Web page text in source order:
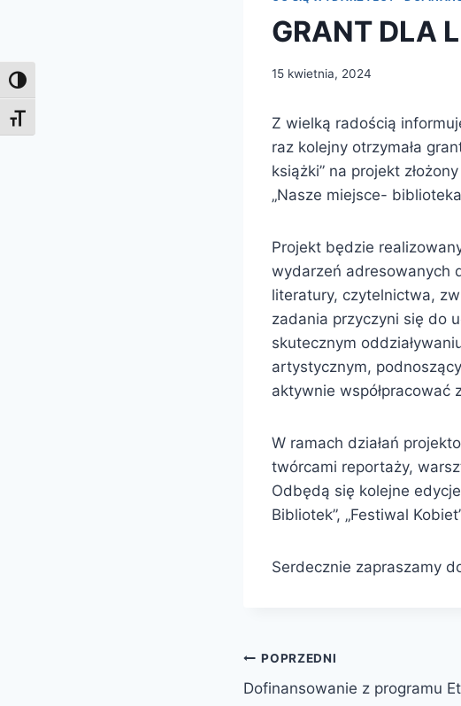
Toggle High Contrast
Toggle Font size
GRANT DLA
15 kwietnia, 2024
Z wielką radością
raz kolejny otrzymała
książki” na projekt
„Nasze miejsce-
Projekt będzie
wydarzeń adresowanych
literatury, czytelnictwa,
zadania przyczyni się do
skutecznym
artystycznym,
aktywnie współpracować
W ramach działań
twórcami reportaży,
Odbędą się kolejne
Bibliotek”, „Festiwal
Serdecznie zapraszamy
Nawigacja
POPRZEDNI
Dofinansowanie z programu